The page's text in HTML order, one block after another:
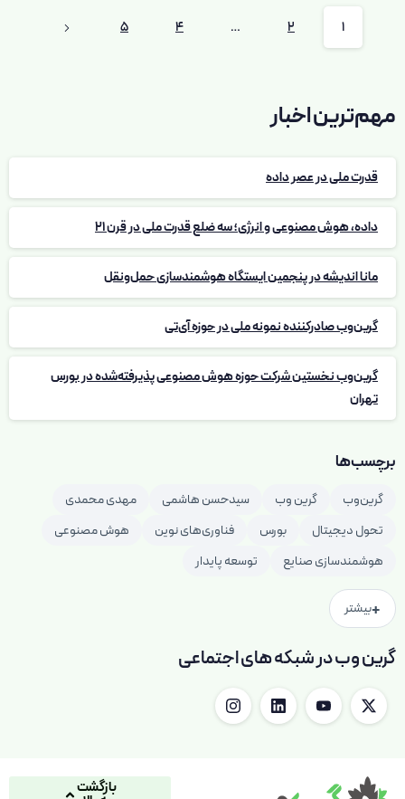
1
2
…
4
5
مهم‌ترین اخبار
قدرت ملی در عصر داده
داده، هوش مصنوعی و انرژی؛ سه ضلع قدرت ملی در قرن 21
مانا اندیشه در پنجمین ایستگاه هوشمندسازی حمل‌ونقل
گرین‌وب صادرکننده نمونه ملی در حوزه آی‌تی
گرین‌وب نخستین شرکت حوزه هوش مصنوعی پذیرفته‌شده در بورس
تهران
برچسب‌ها
گرین‌وب گرین وب سیدحسن هاشمی
مهدی محمدی
تحول دیجیتال
بورس فناوری‌های نوین
هوش مصنوعی
هوشمندسازی صنایع
توسعه پایدار
+بیشتر
گرین وب در شبکه های اجتماعی
بازگشت